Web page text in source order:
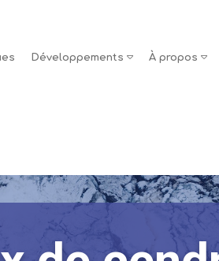
Développements À propos